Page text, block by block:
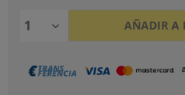
AÑADIR A